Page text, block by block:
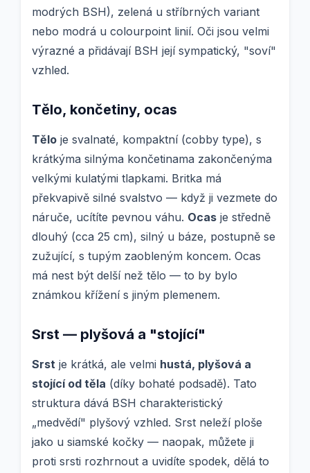
modrých BSH), zelená u stříbrných variant
nebo modrá u colourpoint linií. Oči jsou velmi
výrazné a přidávají BSH její sympatický, "soví"
vzhled.
Tělo, končetiny, ocas
Tělo je svalnaté, kompaktní (cobby type), s
krátkýma silnýma končetinama zakončenýma
velkými kulatými tlapkami. Britka má
překvapivě silné svalstvo — když ji vezmete do
náruče, ucítíte pevnou váhu. Ocas je středně
dlouhý (cca 25 cm), silný u báze, postupně se
zužující, s tupým zaobleným koncem. Ocas
má nest být delší než tělo — to by bylo
známkou křížení s jiným plemenem.
Srst — plyšová a "stojící"
Srst je krátká, ale velmi hustá, plyšová a
stojící od těla (díky bohaté podsadě). Tato
struktura dává BSH charakteristický
„medvědí" plyšový vzhled. Srst neleží ploše
jako u siamské kočky — naopak, můžete ji
proti srsti rozhrnout a uvidíte spodek, dělá to